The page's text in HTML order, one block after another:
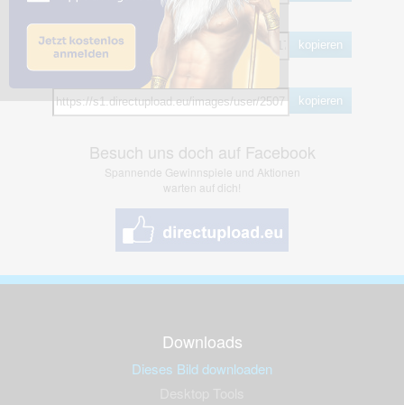
BB Code
kopieren
kopieren
Besuch uns doch auf Facebook
Spannende Gewinnspiele und Aktionen
warten auf dich!
Downloads
Dieses Bild downloaden